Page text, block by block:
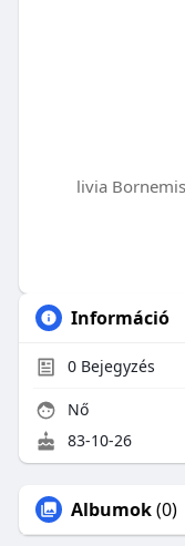
livia
Információ
0Bejegyzés
Nő
83-10-26
Albumok(0)